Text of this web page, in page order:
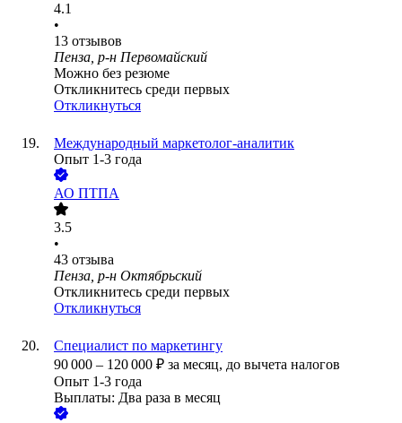
4.1
•
13 отзывов
Пенза, р-н Первомайский
Можно без резюме
Откликнитесь среди первых
Откликнуться
Международный маркетолог-аналитик
Опыт 1-3 года
АО ПТПА
3.5
•
43 отзыва
Пенза, р-н Октябрьский
Откликнитесь среди первых
Откликнуться
Специалист по маркетингу
90 000 – 120 000 ₽ за месяц, до вычета налогов
Опыт 1-3 года
Выплаты: Два раза в месяц